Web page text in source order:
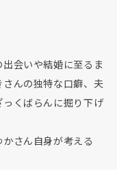
会いや結婚に至るま
んの独特な口癖、夫
くばらんに掘り下げ
さん自身が考える